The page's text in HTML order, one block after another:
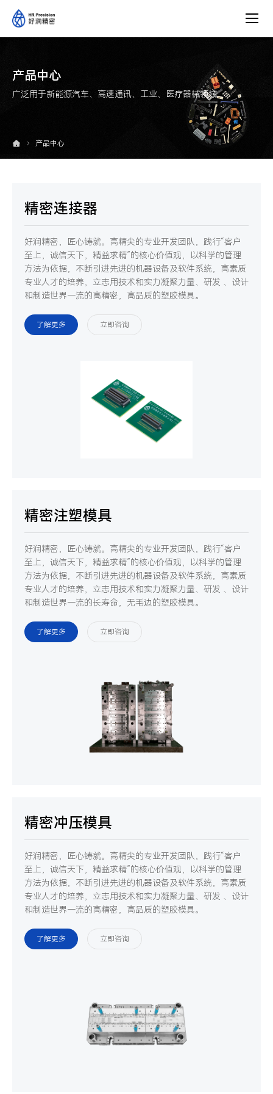
产
产品中心
广泛用于新能源汽车、高速通讯、工业、医疗器械领域
产品中心
精密连接器
好润精密，匠心铸就。高精尖的专业开发团队，践行“客户
至上，诚信天下，精益求精”的核心价值观，以科学的管理
方法为依据，不断引进先进的机器设备及软件系统，高素质
专业人才的培养，立志用技术和实力凝聚力量、研发 、设计
和制造世界一流的高精密，高品质的塑胶模具。
了解更多 立即咨询
精密注塑模具
好润精密，匠心铸就。高精尖的专业开发团队，践行“客户
至上，诚信天下，精益求精”的核心价值观，以科学的管理
方法为依据，不断引进先进的机器设备及软件系统，高素质
专业人才的培养，立志用技术和实力凝聚力量、研发 、设计
和制造世界一流的长寿命，无毛边的塑胶模具。
了解更多 立即咨询
精密冲压模具
好润精密，匠心铸就。高精尖的专业开发团队，践行“客户
至上，诚信天下，精益求精”的核心价值观，以科学的管理
方法为依据，不断引进先进的机器设备及软件系统，高素质
专业人才的培养，立志用技术和实力凝聚力量、研发 、设计
和制造世界一流的高精密，高品质的塑胶模具。
了解更多 立即咨询